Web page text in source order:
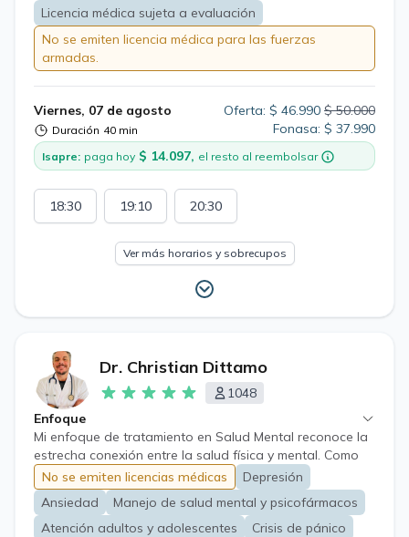
Licencia médica sujeta a evaluación
No se emiten licencia médica para las fuerzas
armadas.
Viernes, 07 de agosto
Duración 40 min
Oferta: $ 46.990 $ 50.000
Fonasa: $ 37.990
Isapre: paga hoy $ 14.097, el resto al reembolsar
18:30 19:10 20:30
Ver más horarios y sobrecupos
Dr. Christian Dittamo
1048
Enfoque
Mi enfoque de tratamiento en Salud Mental reconoce la
estrecha conexión entre la salud física y mental. Como
Médico General, abordo las problemáticas de salud
mental desde una perspectiva holística, considerando el
impacto del estrés, los hábitos de vida y las condiciones
médicas coexistentes. Utilizo intervenciones
No se emiten licencias médicas
Depresión
Ansiedad
Manejo de salud mental y psicofármacos
Atención adultos y adolescentes
Crisis de pánico